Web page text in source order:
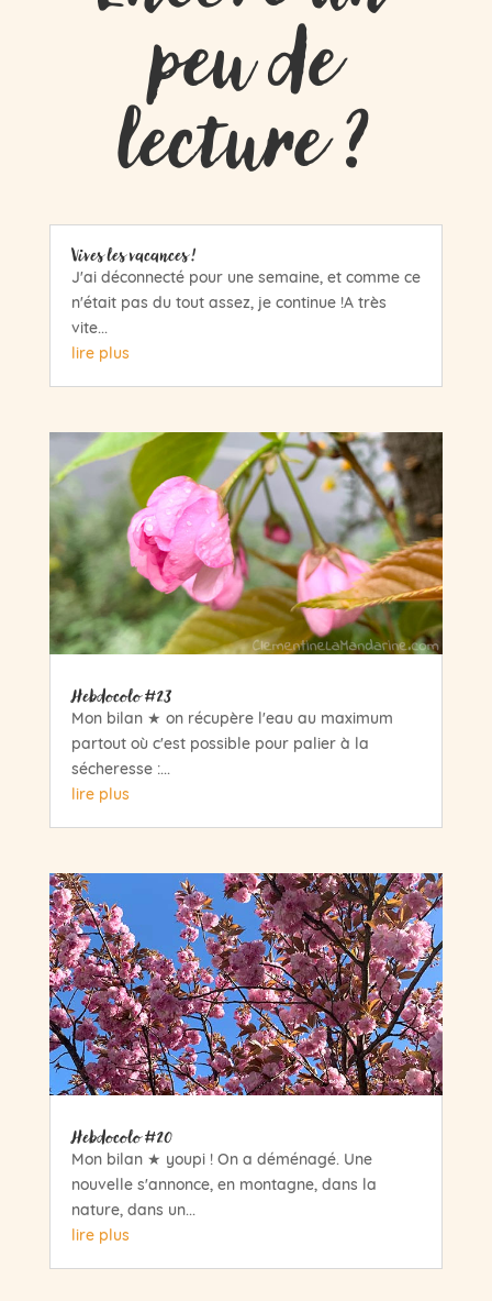
peu de
lecture ?
Vives les vacances !
J'ai déconnecté pour une semaine, et comme ce
n'était pas du tout assez, je continue !A très
vite...
lire plus
Hebdocolo #23
Mon bilan ★ on récupère l'eau au maximum
partout où c'est possible pour palier à la
sécheresse :...
lire plus
Hebdocolo #20
Mon bilan ★ youpi ! On a déménagé. Une
nouvelle s'annonce, en montagne, dans la
nature, dans un...
lire plus